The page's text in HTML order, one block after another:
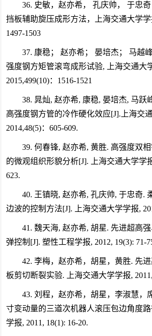
36. 史敏，赵亦希， 孔庆帅， 于忠
挡板辅助旋压成形方法，上海交通大学学
1497-1503
37. 康稳； 赵亦希； 晏培杰； 马越
强度钢方矩管滚弯成形试验, 上海交通大
2015,499(10)：1516-1521
38. 晁灿, 赵亦希, 康稳, 晏培杰, 马跃
高强度钢方管的冷作硬化效应[J].上海交
2014,48(5)：605-609.
39. 何春锋, 赵亦希, 黄胜. 高强度双
的微观组织形貌分析[J]. 上海交通大学学
623.
40. 王镇晓, 赵亦希, 孔庆帅, 于忠奇.
边波的控制方法[J]. 上海交通大学学报,
41. 魏天海, 赵亦希, 胡星. 先进超高
弹控制[J]. 塑性工程学报, 2012, 19(3): 71-
42. 李梅，赵亦希，胡星，黄胜. 先
板剪切断裂实验. 上海交通大学学报, 2011,
43. 刘程，赵亦希，胡星，李淑慧，
寸变动量的三道次机器人滚压包边角度
学报, 2011, 18(1): 16-20.